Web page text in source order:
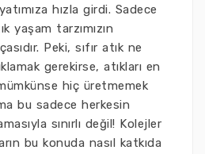
hızla girdi. Sadece
yaşam tarzımızın
Peki, sıfır atık ne
gerekirse, atıkları en
hiç üretmemek
bu sadece herkesin
sınırlı değil! Kolejler
bu konuda nasıl katkıda